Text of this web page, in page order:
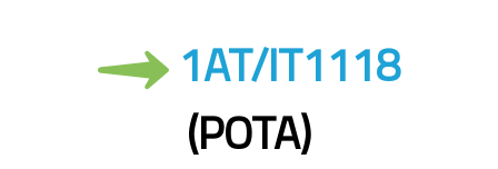
1AT/IT1118
(POTA)